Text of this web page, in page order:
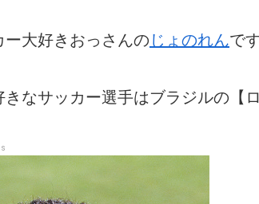
ー大好きおっさんの じょのれんです
なサッカー選手はブラジルの【